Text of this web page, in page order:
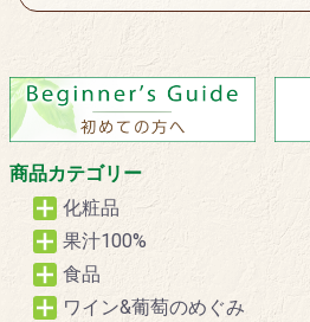
商品カテゴリー
化粧品
果汁100%
食品
ワイン&葡萄のめぐみ